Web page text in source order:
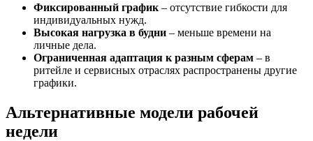
Фиксированный график – отсутствие гибкости для
индивидуальных нужд.
Высокая нагрузка в будни – меньше времени на
личные дела.
Ограниченная адаптация к разным сферам – в
ритейле и сервисных отраслях распространены другие
графики.
Альтернативные модели рабочей
недели